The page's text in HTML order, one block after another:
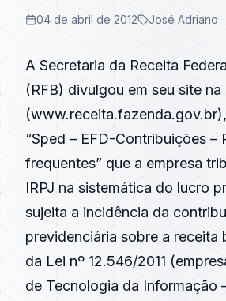
04 de abril de 2012 José Adriano
A Secretaria da Receita
(RFB) divulgou em seu site na
(www.receita.fazenda.gov.br
“Sped – EFD-Contribuições –
frequentes” que a empresa
IRPJ na sistemática do lucro
sujeita a incidência da
previdenciária sobre a receita
da Lei nº 12.546/2011
de Tecnologia da Informação